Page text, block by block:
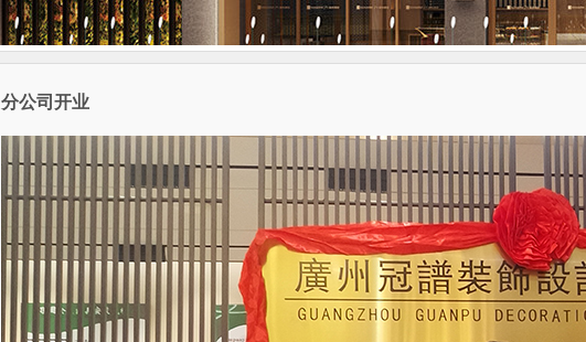
分公司开业